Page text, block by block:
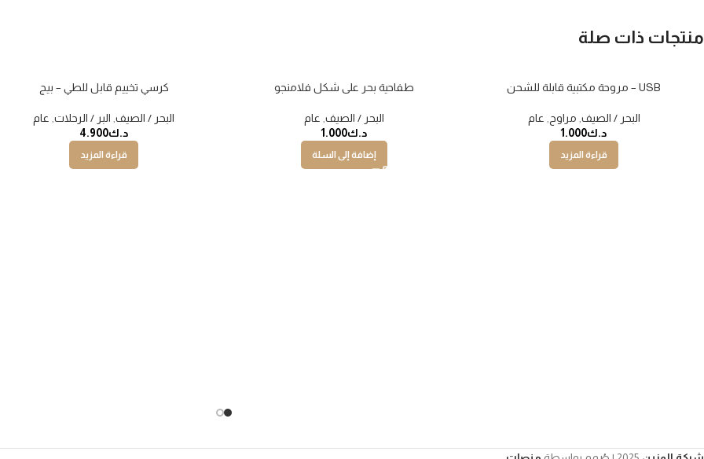
منتجات ذات صلة
USB – مروحة مكتبية قابلة للشحن
البحر / الصيف مراوح
عام
د.ك1.000
قراءة المزيد
طفاحية بحر على شكل فلامنجو
البحر / الصيف عام
د.ك1.000
إضافة إلى السلة
كرسي تخييم قابل للطي – بيج
البحر / الصيف, البر / الرحلات, عام
د.ك4.900
قراءة المزيد